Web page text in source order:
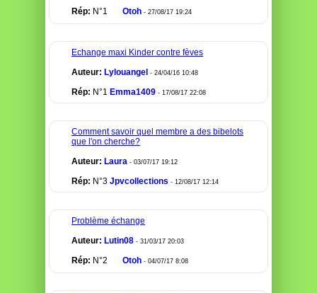
Rép: N°1 Otoh - 27/08/17 19:24
Echange maxi Kinder contre fèves
Auteur: Lylouangel - 24/04/16 10:48
Rép: N°1 Emma1409 - 17/08/17 22:08
Comment savoir quel membre a des bibelots
que l'on cherche?
Auteur: Laura - 03/07/17 19:12
Rép: N°3 Jpvcollections - 12/08/17 12:14
Problème échange
Auteur: Lutin08 - 31/03/17 20:03
Rép: N°2 Otoh - 04/07/17 8:08